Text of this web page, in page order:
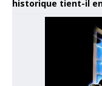
historique tient-il